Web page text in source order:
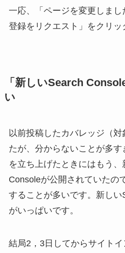
一応、「ページを変更しまし
登録をリクエスト」をクリッ
「新しいSearch
い
以前投稿したカバレッジ（
たが、分からないことが多す
を立ち上げたときにはもう、
Consoleが公開されていたの
することが多いです。新し
がいっぱいです。
結局2，3日してからサイト